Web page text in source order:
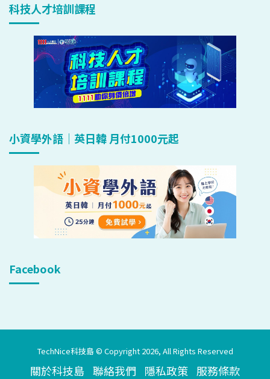
科技人才培訓課程
小資學外語｜英日韓 月付1000元起
Facebook
TechNice科技島 © Copyright 2026, All Rights Reserved
關於科技島 聯絡我們 隱私政策 服務條款